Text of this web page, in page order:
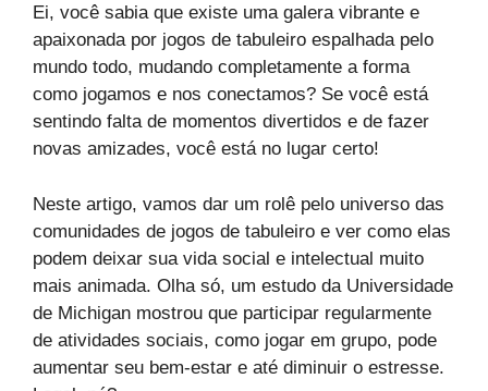
Ei, você sabia que existe uma galera vibrante e
apaixonada por jogos de tabuleiro espalhada pelo
mundo todo, mudando completamente a forma
como jogamos e nos conectamos? Se você está
sentindo falta de momentos divertidos e de fazer
novas amizades, você está no lugar certo!
Neste artigo, vamos dar um rolê pelo universo das
comunidades de jogos de tabuleiro e ver como elas
podem deixar sua vida social e intelectual muito
mais animada. Olha só, um estudo da Universidade
de Michigan mostrou que participar regularmente
de atividades sociais, como jogar em grupo, pode
aumentar seu bem-estar e até diminuir o estresse.